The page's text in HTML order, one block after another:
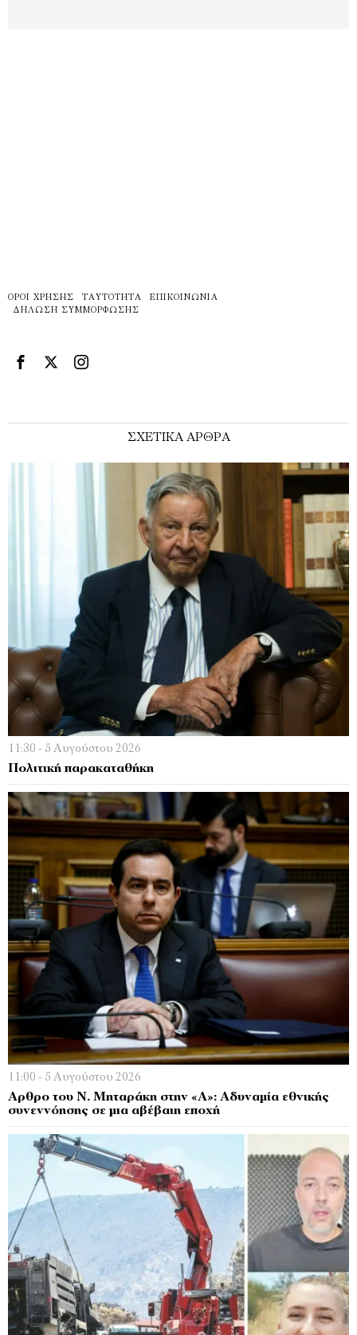
ΌΡΟΙ ΧΡΉΣΗΣ ΤΑΥΤΌΤΗΤΑ
ΕΠΙΚΟΙΝΩΝΊΑ
ΔΉΛΩΣΗ ΣΥΜΜΌΡΦΩΣΗΣ
ΣΧΕΤΙΚΑ ΑΡΘΡΑ
11:30 - 5 Αυγούστου 2026
Πολιτική παρακαταθήκη
11:00 - 5 Αυγούστου 2026
Αρθρο του Ν. Μηταράκη στην «Α»: Αδυναμία εθνικής
συνεννόησης σε μια αβέβαιη εποχή